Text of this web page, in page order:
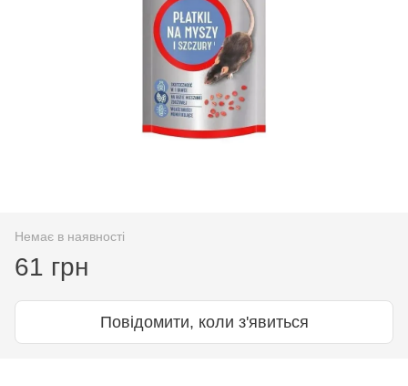
Немає в наявності
61 грн
Повідомити, коли з'явиться